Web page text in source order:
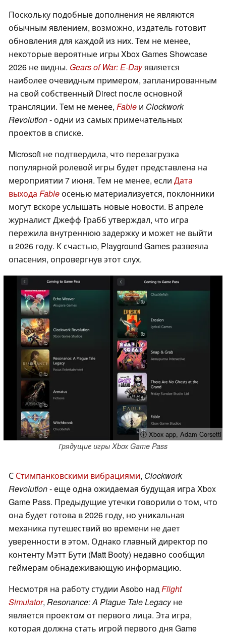
Поскольку подобные дополнения не являются
обычным явлением, возможно, издатель готовит
обновления для каждой из них. Тем не менее,
некоторые вероятные игры Xbox Games Showcase
2026 не видны. Gears of War: E-Dayявляется
наиболее очевидным примером, запланированным
на свой собственный Direct после основной
трансляции. Тем не менее, Fable и Clockwork
Revolution- одни из самых примечательных
проектов в списке.
Microsoft не подтвердила, что перезагрузка
популярной ролевой игры будет представлена на
мероприятии 7 июня. Тем не менее, если Дата
выхода Fableосенью материализуется, поклонники
могут вскоре услышать новые новости. В апреле
журналист Джефф Грабб утверждал, что игра
пережила внутреннюю задержку и может не выйти
в 2026 году. К счастью, Playground Games развеяла
опасения, опровергнув этот слух.
ⓘ Xbox app, Adam Corsetti
Грядущие игры Xbox Game Pass
С Стимпанковскими вибрациями, Clockwork
Revolution- еще одна ожидаемая будущая игра Xbox
Game Pass. Предыдущие утечки говорили о том, что
она будет готова в 2026 году, но уникальная
механика путешествий во времени не дает
уверенности в этом. Однако главный директор по
контенту Мэтт Бути (Matt Booty) недавно сообщил
геймерам обнадеживающую информацию.
Несмотря на работу студии Asobo надFlight
Simulator, Resonance: A Plague Tale Legacyне
является проектом от первого лица. Эта игра,
которая должна стать игрой первого дня Game